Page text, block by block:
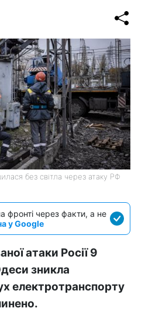
без світла через атаку РФ
фронті через факти, а не
у Google
атаки Росії 9
зникла
електротранспорту